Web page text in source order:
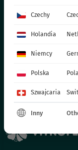
KONTAKT
VITROFLORA Grupa
Trzęsacz 25 86-022
e-mail:
Czechy
Holandia
Niemcy
Polska
Szwajcaria
Inny